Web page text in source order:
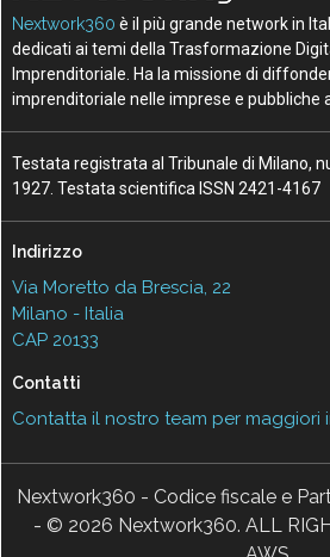
Nextwork360 è il più grande network in
dedicati ai temi della Trasformazione
Imprenditoriale. Ha la missione di
imprenditoriale nelle imprese e pubbliche
Testata registrata al Tribunale di Milano,
1927. Testata scientifica ISSN 2421-4167
Indirizzo
Via Moretto da Brescia, 22
Milano - Italia
CAP 20133
Contatti
Contatta il nostro team per maggiori
Nextwork360 - Codice fiscale e
- © 2026 Nextwork360. ALL